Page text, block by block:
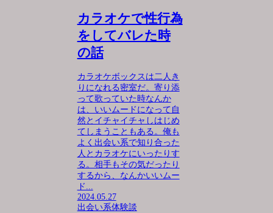
カラオケで性行為
をしてバレた時
の話
カラオケボックスは二人き
りになれる密室だ。寄り添
って歌っていた時なんか
は、いいムードになって自
然とイチャイチャしはじめ
てしまうこともある。俺も
よく出会い系で知り合った
人とカラオケにいったりす
る。相手もその気だったり
するから、なんかいいムー
ド...
2024.05.27
出会い系体験談